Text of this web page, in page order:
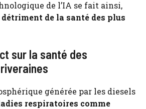
de l’IA se fait ainsi,
détriment de la santé des plus
sur la santé des
générée par les diesels
respiratoires comme